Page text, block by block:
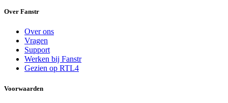
Over Fanstr
Over ons
Vragen
Support
Werken bij Fanstr
Gezien op RTL4
Voorwaarden